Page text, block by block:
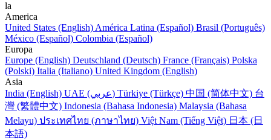
la
America
United States (English) América Latina (Español) Brasil (Português)
México (Español) Colombia (Español)
Europa
Europe (English) Deutschland (Deutsch) France (Français) Polska
(Polski) Italia (Italiano) United Kingdom (English)
Asia
India (English)
UAE (عربي) Türkiye (Türkçe) 中国 (简体中文) 台
灣 (繁體中文) Indonesia (Bahasa Indonesia) Malaysia (Bahasa
Melayu) ประเทศไทย (ภาษาไทย) Việt Nam (Tiếng Việt) 日本 (日
本語)